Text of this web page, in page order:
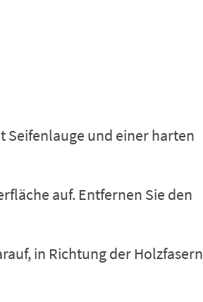
Seifenlauge und einer harten
auf. Entfernen Sie den
in Richtung der Holzfasern